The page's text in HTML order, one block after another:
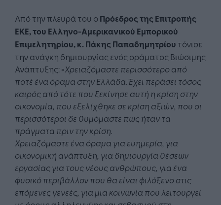
Από την πλευρά του ο Πρόεδρος της Επιτροπής
ΕΚΕ, του Ελληνο-Αμερικανικού Εμπορικού
Επιμελητηρίου, κ. Πάκης Παπαδημητρίου τόνισε
την ανάγκη δημιουργίας ενός οράματος Βιώσιμης
Ανάπτυξης: «Χρειαζόμαστε περισσότερο από
ποτέ ένα όραμα στην Ελλάδα. Έχει περάσει τόσος
καιρός από τότε που ξεκίνησε αυτή η κρίση στην
οικονομία, που εξελίχθηκε σε κρίση αξιών, που οι
περισσότεροι δε θυμόμαστε πως ήταν τα
πράγματα πριν την κρίση.
Χρειαζόμαστε ένα όραμα για ευημερία, για
οικονομική ανάπτυξη, για δημιουργία θέσεων
εργασίας για τους νέους ανθρώπους, για ένα
φυσικό περιβάλλον που θα είναι φιλόξενο στις
επόμενες γενεές, για μια κοινωνία που λειτουργεί